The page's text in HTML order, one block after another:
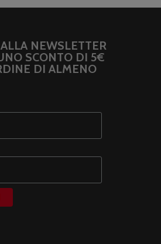
NEWSLETTER
SCONTO DI 5€
DI ALMENO